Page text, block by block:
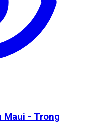
Maui - Trong